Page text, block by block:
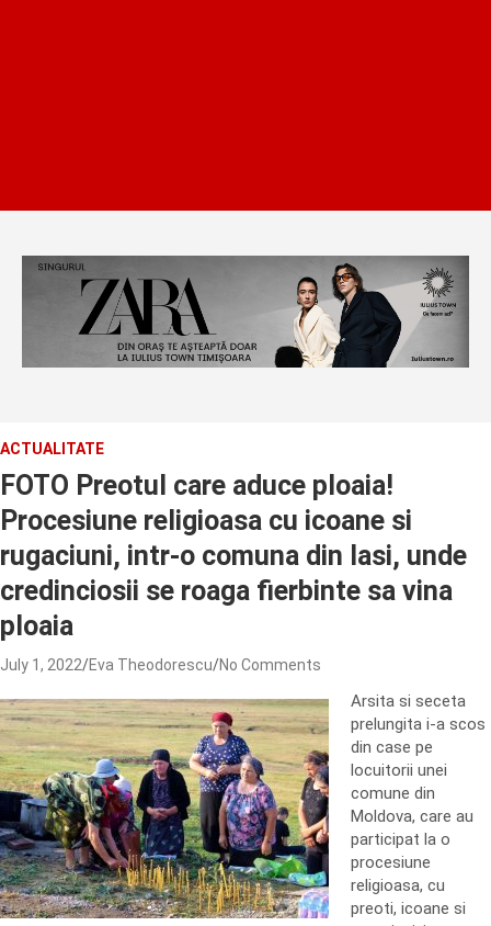
ACTUALITATE
FOTO Preotul care aduce ploaia!
Procesiune religioasa cu icoane si
rugaciuni, intr-o comuna din Iasi, unde
credinciosii se roaga fierbinte sa vina
ploaia
July 1, 2022 Eva Theodorescu No Comments
Arsita si seceta
prelungita i-a scos
din case pe
locuitorii unei
comune din
Moldova, care au
participat la o
procesiune
religioasa, cu
preoti, icoane si